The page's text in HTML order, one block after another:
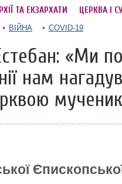
ТА ЕКЗАРХАТИ ЦЕРКВА І
ВІЙНА COVID-19
«Ми
нам